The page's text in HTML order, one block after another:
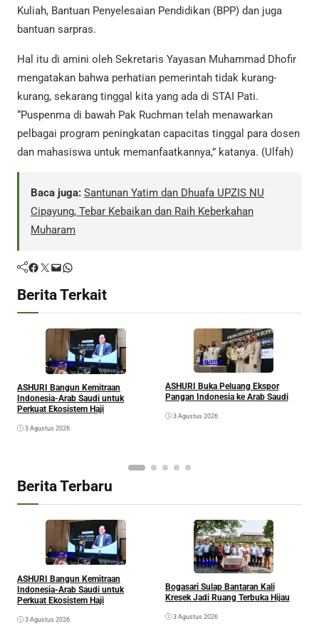
Kuliah, Bantuan Penyelesaian Pendidikan (BPP) dan juga
bantuan sarpras.
Hal itu di amini oleh Sekretaris Yayasan Muhammad Dhofir
mengatakan bahwa perhatian pemerintah tidak kurang-
kurang, sekarang tinggal kita yang ada di STAI Pati.
“Puspenma di bawah Pak Ruchman telah menawarkan
pelbagai program peningkatan capacitas tinggal para dosen
dan mahasiswa untuk memanfaatkannya,” katanya. (Ulfah)
Baca juga: Santunan Yatim dan Dhuafa UPZIS NU
Cipayung, Tebar Kebaikan dan Raih Keberkahan
Muharam
Facebook Twitter Mail WhatsApp
Berita Terkait
Agama
ASHURI Bangun Kemitraan
Indonesia-Arab Saudi untuk
Perkuat Ekosistem Haji
3 Agustus 2026
Agama
ASHURI Buka Peluang Ekspor
Pangan Indonesia ke Arab Saudi
3 Agustus 2026
Berita Terbaru
Agama
ASHURI Bangun Kemitraan
Indonesia-Arab Saudi untuk
Perkuat Ekosistem Haji
3 Agustus 2026
Kesra
Bogasari Sulap Bantaran Kali
Kresek Jadi Ruang Terbuka Hijau
3 Agustus 2026